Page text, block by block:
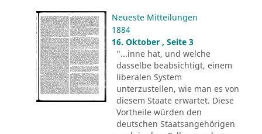
Neueste Mitteilungen
1884
16. Oktober , Seite 3
"...inne hat, und welche
dasselbe beabsichtigt, einem
liberalen System
unterzustellen, wie man es von
diesem Staate erwartet. Diese
Vortheile würden den
deutschen Staatsangehörigen